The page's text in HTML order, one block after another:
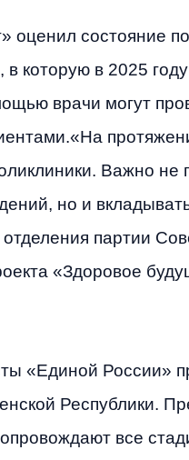
оценил состояние
которую в 2025
врачи могут
Важно не
но и
партии
«Здоровое
«Единой России»
Республики.
все